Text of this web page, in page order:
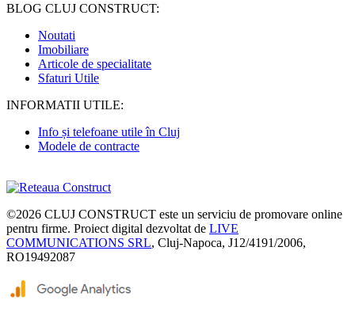
BLOG CLUJ CONSTRUCT:
Noutati
Imobiliare
Articole de specialitate
Sfaturi Utile
INFORMATII UTILE:
Info și telefoane utile în Cluj
Modele de contracte
©2026 CLUJ CONSTRUCT este un serviciu de promovare online
pentru firme. Proiect digital dezvoltat de LIVE
COMMUNICATIONS SRL, Cluj-Napoca, J12/4191/2006,
RO19492087